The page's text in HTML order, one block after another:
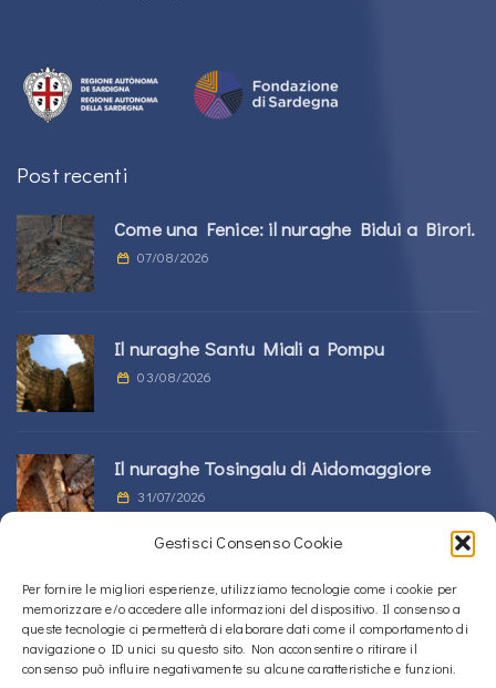
Gestisci Consenso Cookie
Per fornire le migliori esperienze, utilizziamo tecnologie come i cookie per
memorizzare e/o accedere alle informazioni del dispositivo. Il consenso a
queste tecnologie ci permetterà di elaborare dati come il comportamento di
navigazione o ID unici su questo sito. Non acconsentire o ritirare il
consenso può influire negativamente su alcune caratteristiche e funzioni.
Post recenti
Come una Fenice: il nuraghe Bidui a Birori.
07/08/2026
Il nuraghe Santu Miali a Pompu
03/08/2026
Il nuraghe Tosingalu di Aidomaggiore
31/07/2026
La tomba di giganti s’Ortali ‘e su Monte a
Tortolì
21/07/2026